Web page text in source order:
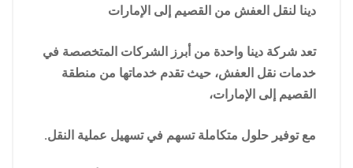
دينا لنقل العفش من القصيم إلى الإمارات
تعد شركة دينا واحدة من أبرز الشركات المتخصصة في
خدمات نقل العفش، حيث تقدم خدماتها من منطقة
القصيم إلى الإمارات،
مع توفير حلول متكاملة تسهم في تسهيل عملية النقل.